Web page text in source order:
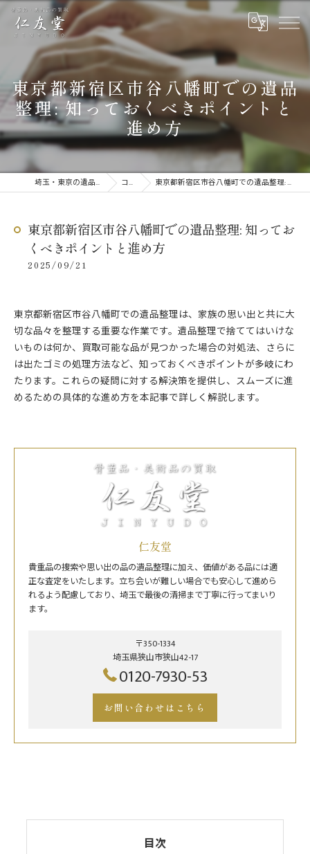
東京都新宿区市谷八幡町での遺品
整理: 知っておくべきポイントと
進め方
埼玉・東京の遺品整理なら仁友堂 コラム 東京都新宿区市谷八幡町での遺品整理: 知っておくべきポイントと進め方
東京都新宿区市谷八幡町での遺品整理: 知ってお
くべきポイントと進め方
2025/09/21
東京都新宿区市谷八幡町での遺品整理は、家族の思い出と共に大
切な品々を整理する重要な作業です。遺品整理で捨ててはいけな
いものは何か、買取可能な品が見つかった場合の対処法、さらに
は出たゴミの処理方法など、知っておくべきポイントが多岐にわ
たります。これらの疑問に対する解決策を提供し、スムーズに進
めるための具体的な進め方を本記事で詳しく解説します。
仁友堂
貴重品の捜索や思い出の品の遺品整理に加え、価値がある品には適
正な査定をいたします。立ち会いが難しい場合でも安心して進めら
れるよう配慮しており、埼玉で最後の清掃まで丁寧に行ってまいり
ます。
〒350-1334
埼玉県狭山市狭山42-17
0120-7930-53
お問い合わせはこちら
目次